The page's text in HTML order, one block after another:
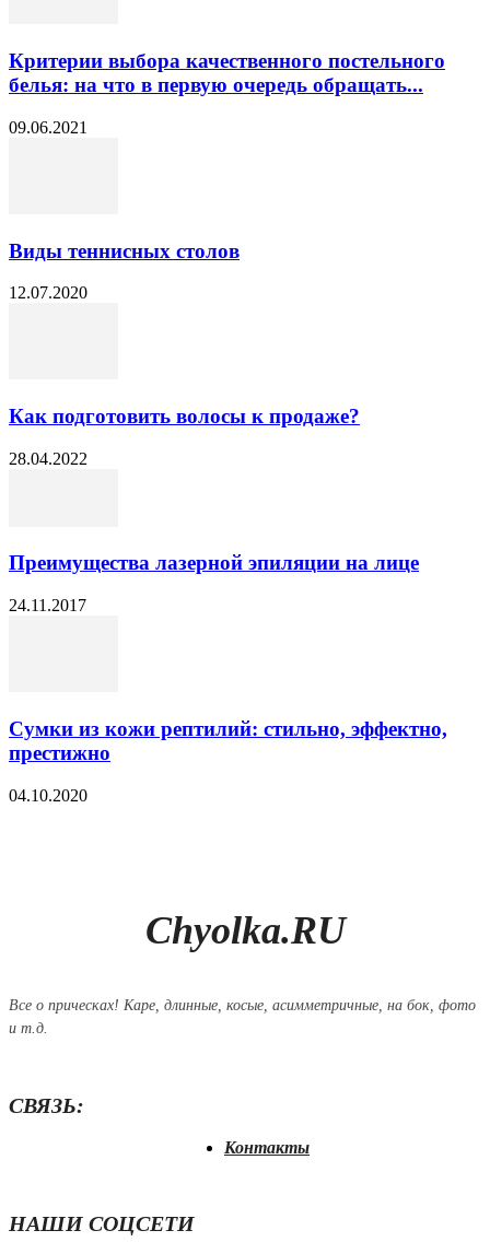
Критерии выбора качественного постельного
белья: на что в первую очередь обращать...
09.06.2021
Виды теннисных столов
12.07.2020
Как подготовить волосы к продаже?
28.04.2022
Преимущества лазерной эпиляции на лице
24.11.2017
Сумки из кожи рептилий: стильно, эффектно,
престижно
04.10.2020
Chyolka.RU
Все о прическах! Каре, длинные, косые, асимметричные, на бок, фото
и т.д.
СВЯЗЬ:
Контакты
НАШИ СОЦСЕТИ